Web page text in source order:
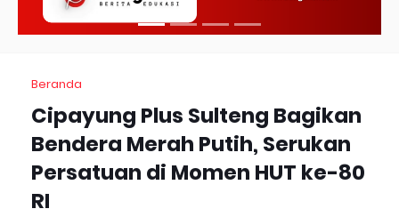
Beranda
Cipayung Plus Sulteng Bagikan
Bendera Merah Putih, Serukan
Persatuan di Momen HUT ke-80
RI